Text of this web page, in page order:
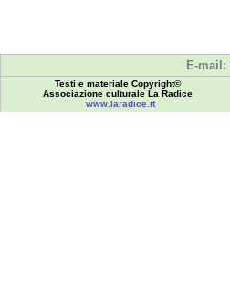
E-mail:
Testi e materiale Copyright©
Associazione culturale La Radice
www.laradice.it